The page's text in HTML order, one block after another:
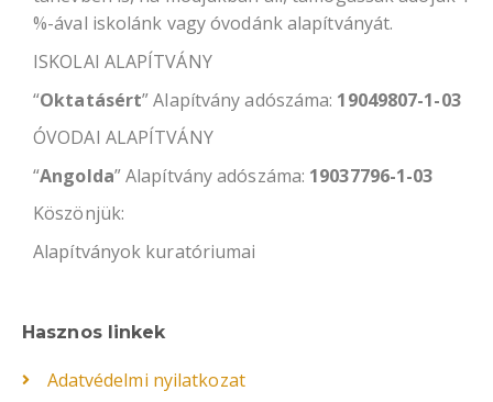
%-ával iskolánk vagy óvodánk alapítványát.
ISKOLAI ALAPÍTVÁNY
“Oktatásért” Alapítvány adószáma: 19049807-1-03
ÓVODAI ALAPÍTVÁNY
“Angolda” Alapítvány adószáma: 19037796-1-03
Köszönjük:
Alapítványok kuratóriumai
Hasznos linkek
Adatvédelmi nyilatkozat